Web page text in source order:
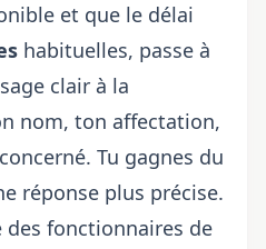
et que le délai
habituelles, passe à
clair à la
nom, ton affectation,
Tu gagnes du
réponse plus précise.
des fonctionnaires de